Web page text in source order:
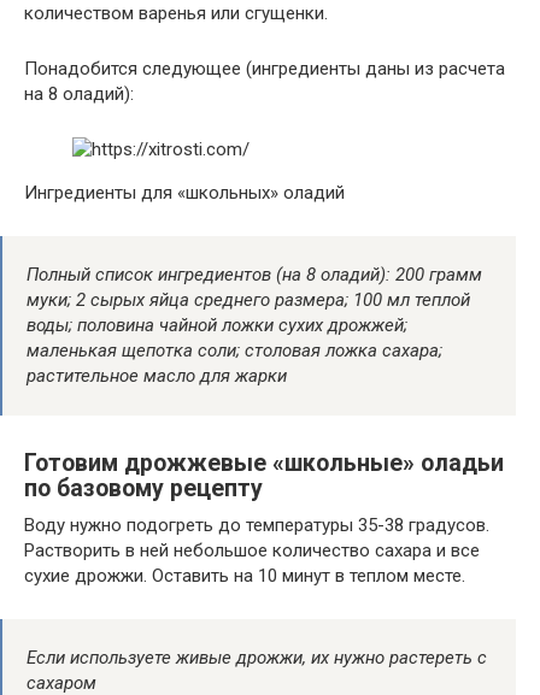
количеством варенья или сгущенки.
Понадобится следующее (ингредиенты даны из расчета
на 8 оладий):
Ингредиенты для «школьных» оладий
Полный список ингредиентов (на 8 оладий): 200 грамм
муки; 2 сырых яйца среднего размера; 100 мл теплой
воды; половина чайной ложки сухих дрожжей;
маленькая щепотка соли; столовая ложка сахара;
растительное масло для жарки
Готовим дрожжевые «школьные» оладьи
по базовому рецепту
Воду нужно подогреть до температуры 35-38 градусов.
Растворить в ней небольшое количество сахара и все
сухие дрожжи. Оставить на 10 минут в теплом месте.
Если используете живые дрожжи, их нужно растереть с
сахаром